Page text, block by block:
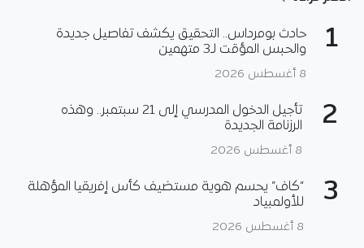
1
حادث بومرداس.. التحقيق يكشف تفاصيل جديدة
والحبس المؤقت لـ3 متهمين
8 أغسطس 2026
2
تأجيل الدخول المدرسي إلى 21 سبتمبر.. وهذه
الرزنامة الجديدة
8 أغسطس 2026
3
“كاف” يحسم هوية مستضيف كأس إفريقيا المؤهلة
للأولمبياد
8 أغسطس 2026